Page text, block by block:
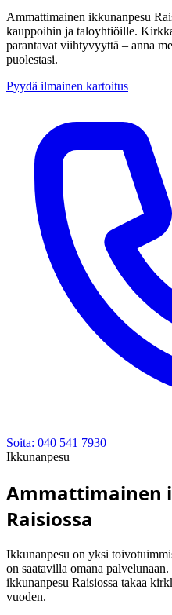
Ammattimainen ikkunanpesu
kauppoihin ja taloyhtiöille.
parantavat viihtyvyyttä – anna
puolestasi.
Pyydä ilmainen kartoitus
Soita: 040 541 7930
Ikkunanpesu
Ammattimainen
Raisiossa
Ikkunanpesu on yksi
on saatavilla omana
ikkunanpesu Raisiossa takaa
vuoden.